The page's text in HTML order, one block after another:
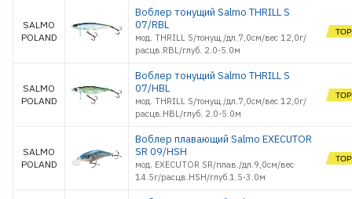
SALMO
POLAND
Воблер тонущий Salmo THRILL S
07/RBL
мод. THRILL S/тонущ./дл.7,0см/вес 12,0г/
расцв.RBL/глуб. 2.0-5.0м
SALMO
POLAND
Воблер тонущий Salmo THRILL S
07/HBL
мод. THRILL S/тонущ./дл.7,0см/вес 12,0г/
расцв.HBL/глуб. 2.0-5.0м
SALMO
POLAND
Воблер плавающий Salmo EXECUTOR
SR 09/HSH
мод. EXECUTOR SR/плав./дл.9,0см/вес
14.5г/расцв.HSH/глуб.1.5-3.0м